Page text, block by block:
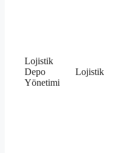
Lojistik
Depo
Yönetimi
Lojistik